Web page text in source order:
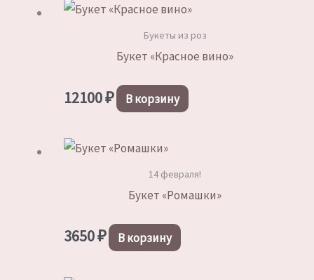
Букеты из роз
Букет «Красное вино»
12100₽ В корзину
14 февраля!
Букет «Ромашки»
3650₽ В корзину